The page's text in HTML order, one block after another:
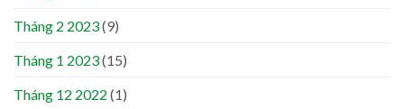
Tháng 2 2023(9)
Tháng 1 2023(15)
Tháng 12 2022 (1)